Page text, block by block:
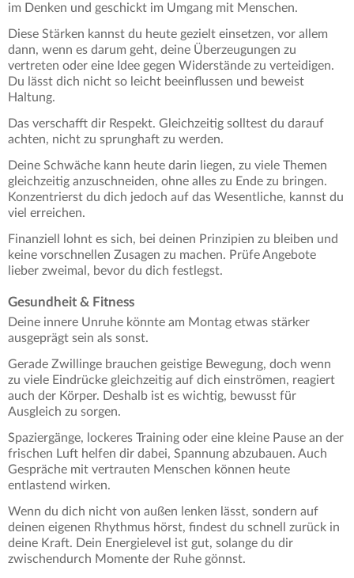
im Denken und geschickt im Umgang mit Menschen.
Diese Stärken kannst du heute gezielt einsetzen, vor allem
dann, wenn es darum geht, deine Überzeugungen zu
vertreten oder eine Idee gegen Widerstände zu verteidigen.
Du lässt dich nicht so leicht beeinflussen und beweist
Haltung.
Das verschafft dir Respekt. Gleichzeitig solltest du darauf
achten, nicht zu sprunghaft zu werden.
Deine Schwäche kann heute darin liegen, zu viele Themen
gleichzeitig anzuschneiden, ohne alles zu Ende zu bringen.
Konzentrierst du dich jedoch auf das Wesentliche, kannst du
viel erreichen.
Finanziell lohnt es sich, bei deinen Prinzipien zu bleiben und
keine vorschnellen Zusagen zu machen. Prüfe Angebote
lieber zweimal, bevor du dich festlegst.
Gesundheit & Fitness
Deine innere Unruhe könnte am Montag etwas stärker
ausgeprägt sein als sonst.
Gerade Zwillinge brauchen geistige Bewegung, doch wenn
zu viele Eindrücke gleichzeitig auf dich einströmen, reagiert
auch der Körper. Deshalb ist es wichtig, bewusst für
Ausgleich zu sorgen.
Spaziergänge, lockeres Training oder eine kleine Pause an der
frischen Luft helfen dir dabei, Spannung abzubauen. Auch
Gespräche mit vertrauten Menschen können heute
entlastend wirken.
Wenn du dich nicht von außen lenken lässt, sondern auf
deinen eigenen Rhythmus hörst, findest du schnell zurück in
deine Kraft. Dein Energielevel ist gut, solange du dir
zwischendurch Momente der Ruhe gönnst.